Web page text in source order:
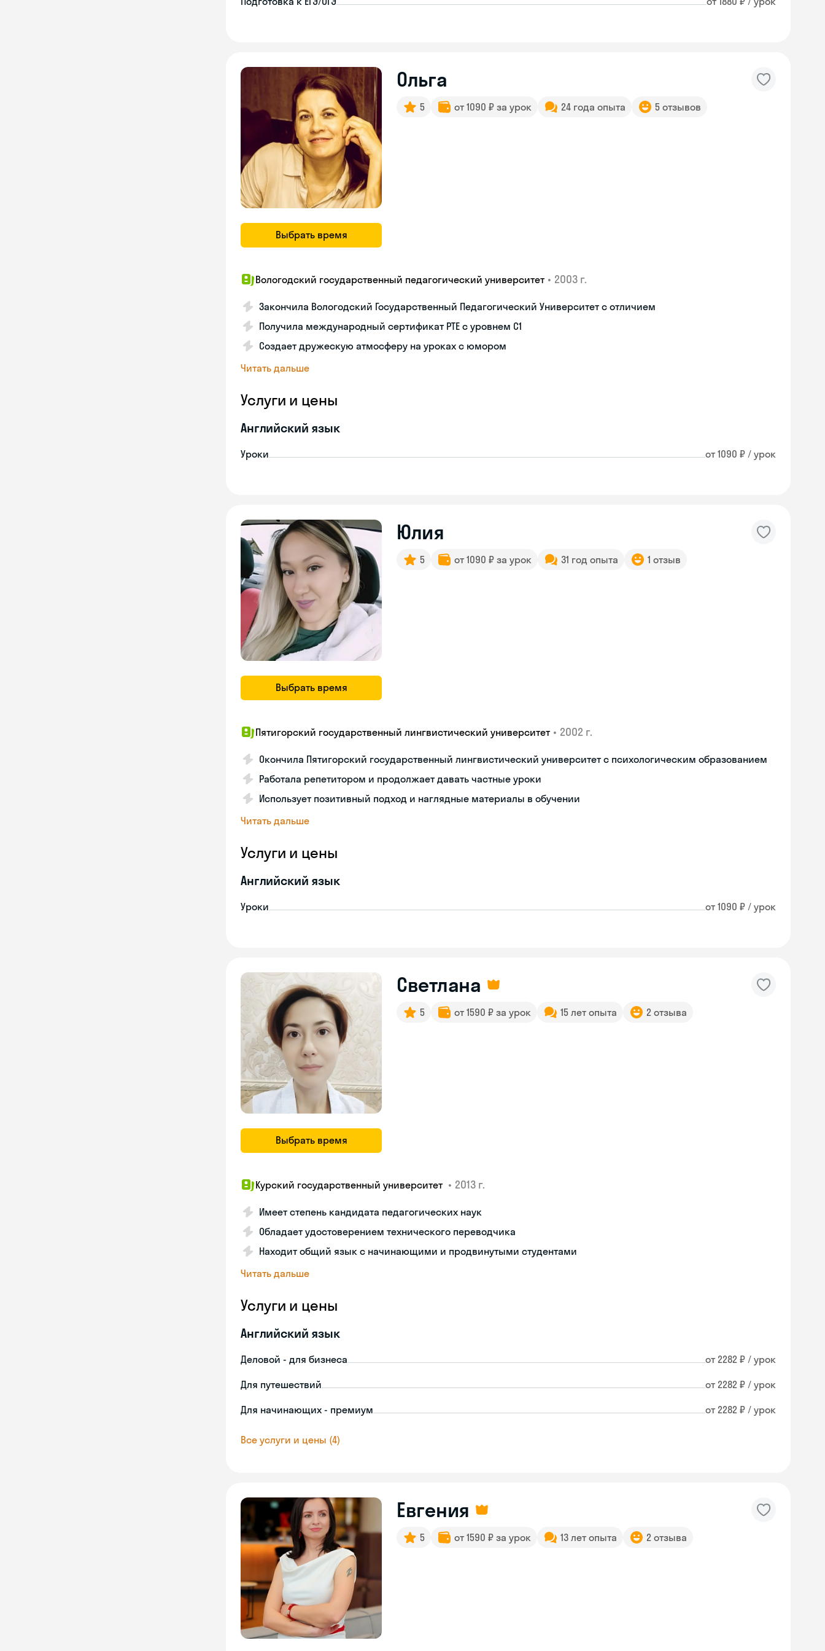
Выбрать время
Ольга
5 от 1090 ₽ за урок 24 года опыта 5 отзывов
Вологодский государственный педагогический университет • 2003 г.
Закончила Вологодский Государственный Педагогический Университет с отличием
Получила международный сертификат PTE с уровнем C1
Создает дружескую атмосферу на уроках с юмором
Читать дальше
Услуги и цены
Английский язык
Уроки от 1090 ₽ / урок
Выбрать время
Юлия
5 от 1090 ₽ за урок 31 год опыта 1 отзыв
Пятигорский государственный лингвистический университет • 2002 г.
Окончила Пятигорский государственный лингвистический университет с психологическим образованием
Работала репетитором и продолжает давать частные уроки
Использует позитивный подход и наглядные материалы в обучении
Читать дальше
Услуги и цены
Английский язык
Уроки от 1090 ₽ / урок
Выбрать время
Светлана
5 от 1590 ₽ за урок 15 лет опыта 2 отзыва
Курский государственный университет • 2013 г.
Имеет степень кандидата педагогических наук
Обладает удостоверением технического переводчика
Находит общий язык с начинающими и продвинутыми студентами
Читать дальше
Услуги и цены
Английский язык
Деловой - для бизнеса от 2282 ₽ / урок
Для путешествий от 2282 ₽ / урок
Для начинающих - премиум от 2282 ₽ / урок
Все услуги и цены (4)
Евгения
5 от 1590 ₽ за урок 13 лет опыта 2 отзыва